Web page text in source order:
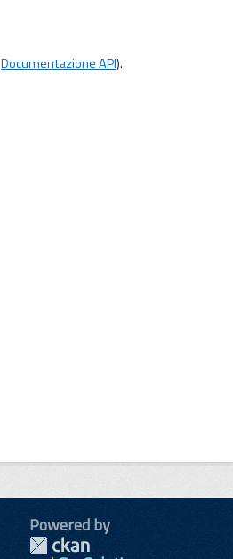
Documentazione API).
Powered by